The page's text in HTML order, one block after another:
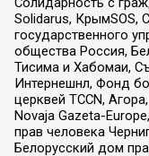
Solidarus, КрымSOS,
государственного
общества Россия,
Тисима и Хабомаи,
Интернешнл, Фонд
церквей TCCN,
Novaja Gazeta-
прав человека
Белорусский дом